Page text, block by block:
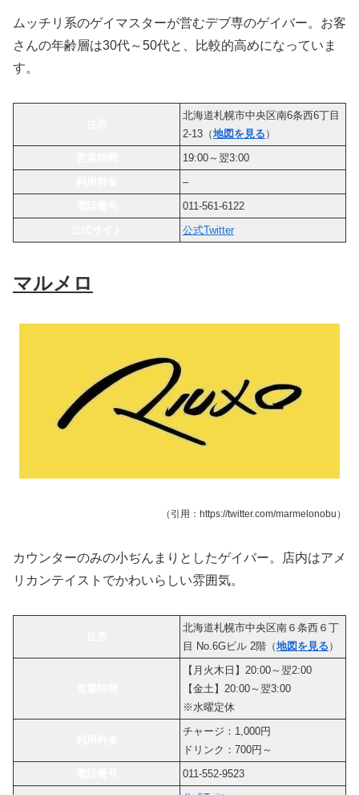
ムッチリ系のゲイマスターが営むデブ専のゲイバー。お客
さんの年齢層は30代～50代と、比較的高めになっていま
す。
北海道札幌市中央区南6条西6丁目
2-13（地図を見る ）
19:00～翌3:00
–
011-561-6122
公式Twitter
マルメロ
（引用：https://twitter.com/marmelonobu）
カウンターのみの小ぢんまりとしたゲイバー。店内はアメ
リカンテイストでかわいらしい雰囲気。
北海道札幌市中央区南６条西６丁
目 No.6Gビル 2階（地図を見る ）
【月火木日】20:00～翌2:00
【金土】20:00～翌3:00
※水曜定休
チャージ：1,000円
ドリンク：700円～
011-552-9523